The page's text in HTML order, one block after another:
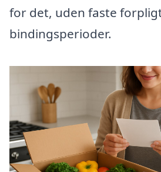
for det, uden faste
bindingsperioder.